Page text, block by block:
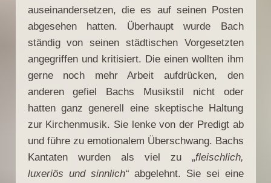
auseinandersetzen, die es auf seinen Posten
abgesehen hatten. Überhaupt wurde Bach
ständig von seinen städtischen Vorgesetzten
angegriffen und kritisiert. Die einen wollten ihm
gerne noch mehr Arbeit aufdrücken, den
anderen gefiel Bachs Musikstil nicht oder
hatten ganz generell eine skeptische Haltung
zur Kirchenmusik. Sie lenke von der Predigt ab
und führe zu emotionalem Überschwang. Bachs
Kantaten wurden als viel zu „fleischlich,
luxeriös und sinnlich“abgelehnt. Sie sei eine